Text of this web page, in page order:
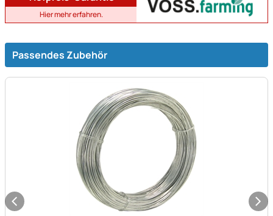
Hier mehr erfahren.
Passendes Zubehör